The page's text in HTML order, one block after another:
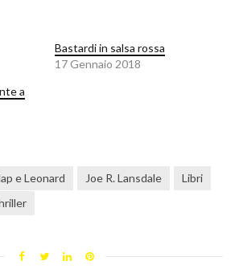
Bastardi in salsa rossa
17 Gennaio 2018
a
e Leonard Joe R. Lansdale
Libri